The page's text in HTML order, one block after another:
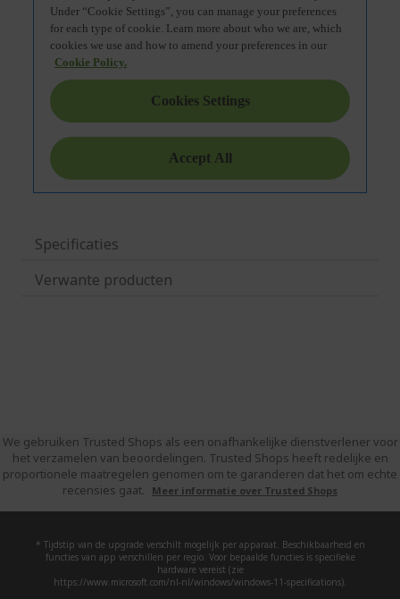
Specificaties
Verwante producten
We gebruiken Trusted Shops als een onafhankelijke dienstverlener voor
het verzamelen van beoordelingen. Trusted Shops heeft redelijke en
proportionele maatregelen genomen om te garanderen dat het om echte
recensies gaat.
Meer informatie over Trusted Shops
* Tijdstip van de upgrade verschilt mogelijk per apparaat. Beschikbaarheid en
functies van app verschillen per regio. Voor bepaalde functies is specifieke
hardware vereist (zie
https://www.microsoft.com/nl-nl/windows/windows-11-specifications).